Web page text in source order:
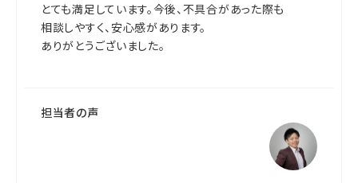
とても満足しています。今後、不具合があった際も
相談しやすく、安心感があります。
ありがとうございました。
担当者の声